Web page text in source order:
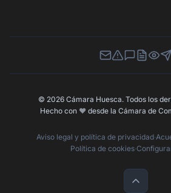
Newsletter
Canal de
Buzón de
PerfilLey
© 2026 Cámara Huesca. Todos los
Hecho con ❤️desde la Cámara de
Aviso legal y política de privacidad·
Política de cookies·